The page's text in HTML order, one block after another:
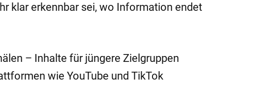
klar erkennbar sei, wo Information endet
– Inhalte für jüngere Zielgruppen
wie YouTube und TikTok